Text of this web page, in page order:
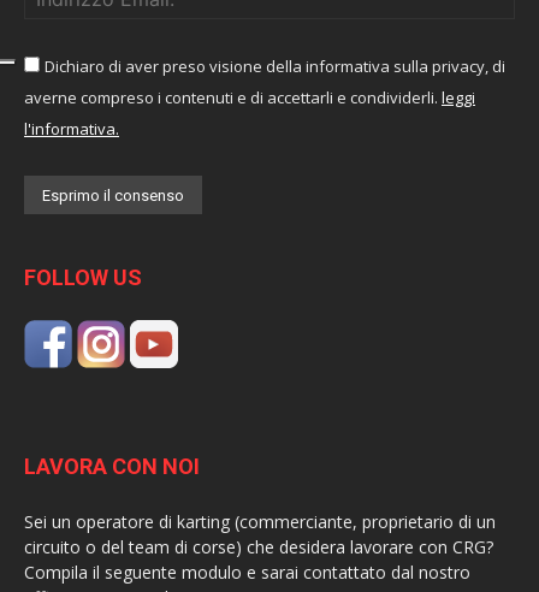
Dichiaro di aver preso visione della informativa sulla privacy, di
averne compreso i contenuti e di accettarli e condividerli. leggi
l'informativa.
FOLLOW US
LAVORA CON NOI
Sei un operatore di karting (commerciante, proprietario di un
circuito o del team di corse) che desidera lavorare con CRG?
Compila il seguente modulo e sarai contattato dal nostro